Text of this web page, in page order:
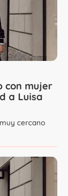
con mujer
a Luisa
cercano